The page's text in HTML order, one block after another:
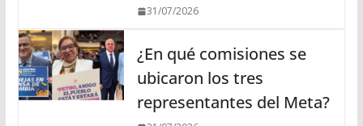
31/07/2026
¿En qué comisiones se
ubicaron los tres
representantes del Meta?